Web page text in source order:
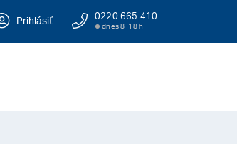
Prihlásiť 0220 665 410
dnes 8–18 h